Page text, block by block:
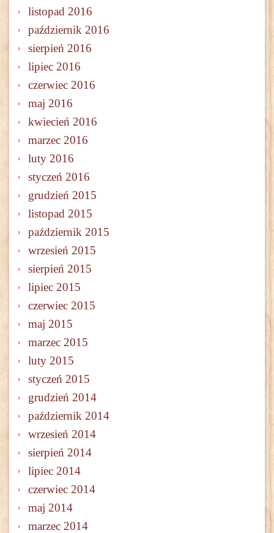
listopad 2016
październik 2016
sierpień 2016
lipiec 2016
czerwiec 2016
maj 2016
kwiecień 2016
marzec 2016
luty 2016
styczeń 2016
grudzień 2015
listopad 2015
październik 2015
wrzesień 2015
sierpień 2015
lipiec 2015
czerwiec 2015
maj 2015
marzec 2015
luty 2015
styczeń 2015
grudzień 2014
październik 2014
wrzesień 2014
sierpień 2014
lipiec 2014
czerwiec 2014
maj 2014
marzec 2014